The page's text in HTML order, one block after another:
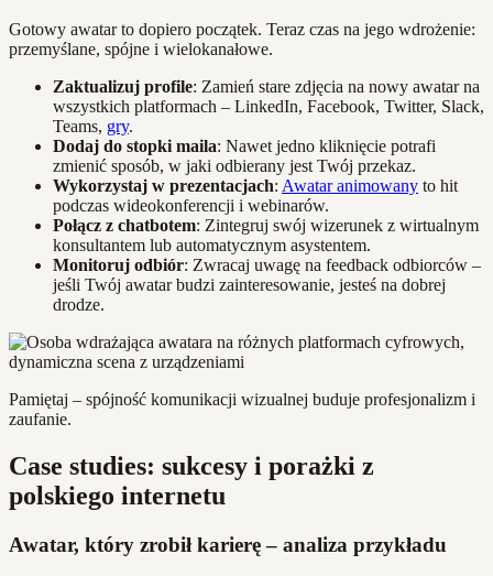
Gotowy awatar to dopiero początek. Teraz czas na jego wdrożenie:
przemyślane, spójne i wielokanałowe.
Zaktualizuj profile: Zamień stare zdjęcia na nowy awatar na
wszystkich platformach – LinkedIn, Facebook, Twitter, Slack,
Teams, gry.
Dodaj do stopki maila: Nawet jedno kliknięcie potrafi
zmienić sposób, w jaki odbierany jest Twój przekaz.
Wykorzystaj w prezentacjach: Awatar animowany to hit
podczas wideokonferencji i webinarów.
Połącz z chatbotem: Zintegruj swój wizerunek z wirtualnym
konsultantem lub automatycznym asystentem.
Monitoruj odbiór: Zwracaj uwagę na feedback odbiorców –
jeśli Twój awatar budzi zainteresowanie, jesteś na dobrej
drodze.
Pamiętaj – spójność komunikacji wizualnej buduje profesjonalizm i
zaufanie.
Case studies: sukcesy i porażki z
polskiego internetu
Awatar, który zrobił karierę – analiza przykładu